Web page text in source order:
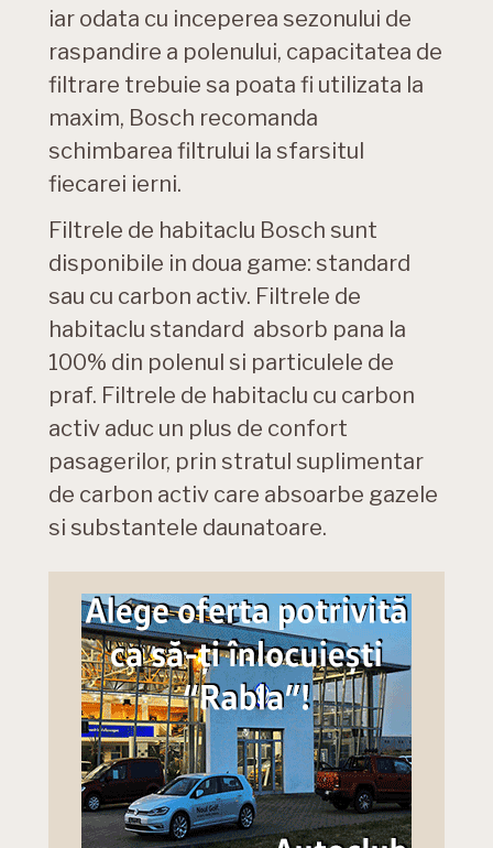
iar odata cu inceperea sezonului de
raspandire a polenului, capacitatea de
filtrare trebuie sa poata fi utilizata la
maxim, Bosch recomanda
schimbarea filtrului la sfarsitul
fiecarei ierni.
Filtrele de habitaclu Bosch sunt
disponibile in doua game: standard
sau cu carbon activ. Filtrele de
habitaclu standard absorb pana la
100% din polenul si particulele de
praf. Filtrele de habitaclu cu carbon
activ aduc un plus de confort
pasagerilor, prin stratul suplimentar
de carbon activ care absoarbe gazele
si substantele daunatoare.